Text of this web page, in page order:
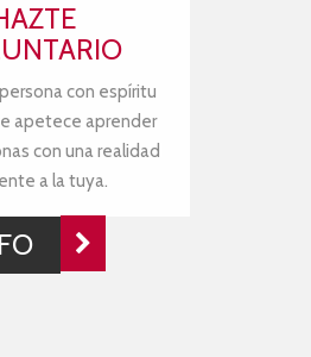
con espíritu
apetece aprender
con una realidad
a la tuya.